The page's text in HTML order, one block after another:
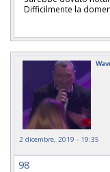
Difficilmente la
2 dicembre, 2019 - 19:35
98